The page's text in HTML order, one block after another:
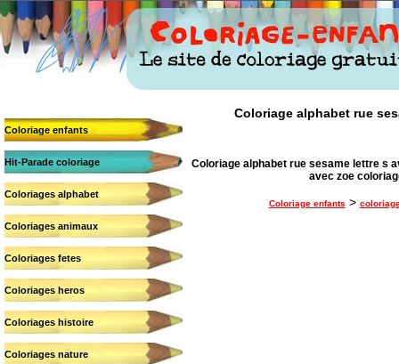
Coloriage enfants
Hit-Parade coloriage
Coloriages alphabet
Coloriages animaux
Coloriages fetes
Coloriages heros
Coloriages histoire
Coloriages nature
Coloriage alphabet rue
Coloriage alphabet rue sesame lettre s
avec zoe
Coloriage enfants >